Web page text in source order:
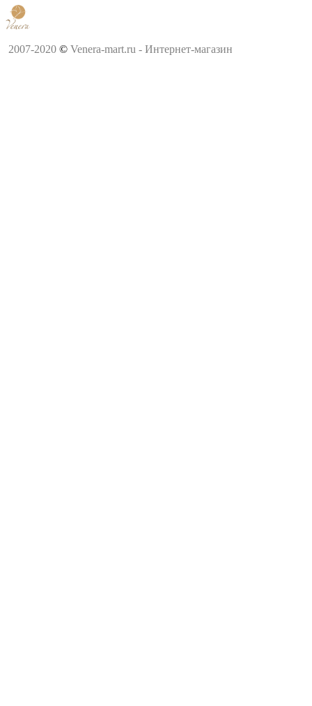
2007-2020 © Venera-mart.ru - Интернет-магазин